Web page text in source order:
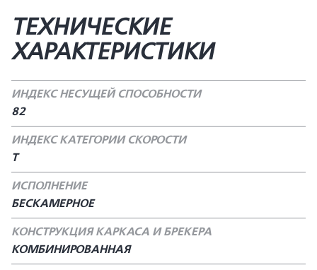
ТЕХНИЧЕСКИЕ
ХАРАКТЕРИСТИКИ
ИНДЕКС НЕСУЩЕЙ СПОСОБНОСТИ
82
ИНДЕКС КАТЕГОРИИ СКОРОСТИ
T
ИСПОЛНЕНИЕ
БЕСКАМЕРНОЕ
КОНСТРУКЦИЯ КАРКАСА И БРЕКЕРА
КОМБИНИРОВАННАЯ